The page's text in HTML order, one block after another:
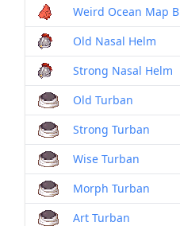
Weird Ocean Map B
Old Nasal Helm
Strong Nasal Helm
Old Turban
Strong Turban
Wise Turban
Morph Turban
Art Turban